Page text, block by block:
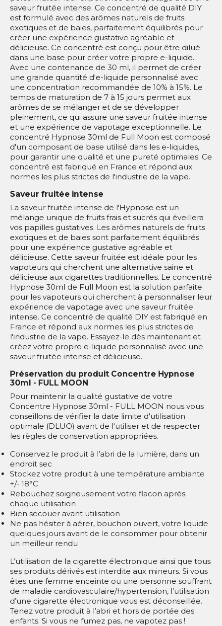
saveur fruitée intense. Ce concentré de qualité DIY
est formulé avec des arômes naturels de fruits
exotiques et de baies, parfaitement équilibrés pour
créer une expérience gustative agréable et
délicieuse. Ce concentré est conçu pour être dilué
dans une base pour créer votre propre e-liquide.
Avec une contenance de 30 ml, il permet de créer
une grande quantité d'e-liquide personnalisé avec
une concentration recommandée de 10% à 15%. Le
temps de maturation de 7 à 15 jours permet aux
arômes de se mélanger et de se développer
pleinement, ce qui assure une saveur fruitée intense
et une expérience de vapotage exceptionnelle. Le
concentré Hypnose 30ml de Full Moon est composé
d'un composant de base utilisé dans les e-liquides,
pour garantir une qualité et une pureté optimales. Ce
concentré est fabriqué en France et répond aux
normes les plus strictes de l'industrie de la vape.
Saveur fruitée intense
La saveur fruitée intense de l'Hypnose est un
mélange unique de fruits frais et sucrés qui éveillera
vos papilles gustatives. Les arômes naturels de fruits
exotiques et de baies sont parfaitement équilibrés
pour une expérience gustative agréable et
délicieuse. Cette saveur fruitée est idéale pour les
vapoteurs qui cherchent une alternative saine et
délicieuse aux cigarettes traditionnelles. Le concentré
Hypnose 30ml de Full Moon est la solution parfaite
pour les vapoteurs qui cherchent à personnaliser leur
expérience de vapotage avec une saveur fruitée
intense. Ce concentré de qualité DIY est fabriqué en
France et répond aux normes les plus strictes de
l'industrie de la vape. Essayez-le dès maintenant et
créez votre propre e-liquide personnalisé avec une
saveur fruitée intense et délicieuse.
Préservation du produit Concentre Hypnose
30ml - FULL MOON
Pour maintenir la qualité gustative de votre
Concentre Hypnose 30ml - FULL MOON nous vous
conseillons de vérifier la date limite d'utilisation
optimale (DLUO) avant de l'utiliser et de respecter
les règles de conservation appropriées.
Conservez le produit à l’abri de la lumière, dans un
endroit sec
Stockez votre produit à une température ambiante
+/- 18°C
Rebouchez soigneusement votre flacon après
chaque utilisation
Bien secouer avant utilisation
Ne pas hésiter à aérer, bouchon ouvert, votre liquide
quelques jours avant de le consommer pour obtenir
un meilleur rendu
L’utilisation de la cigarette électronique ainsi que tous
ses produits dérivés est interdite aux mineurs. Si vous
êtes une femme enceinte ou une personne souffrant
de maladie cardiovasculaire/hypertension, l’utilisation
d’une cigarette électronique vous est déconseillée.
Tenez votre produit à l’abri et hors de portée des
enfants. Si vous ne fumez pas, ne vapotez pas !